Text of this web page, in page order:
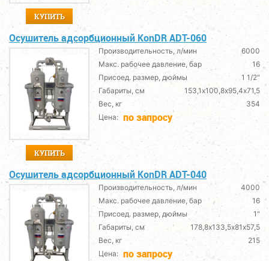
КУПИТЬ
Осушитель адсорбционный KonDR ADT-060
КУПИТЬ
Производительность, л/мин
6000
Макс. рабочее давление, бар
16
Присоед. размер, дюймы
1 1/2"
Габариты, см
153,1х100,8х95,4х71,5
Вес, кг
354
Цена: по запросу
Осушитель адсорбционный KonDR ADT-040
Производительность, л/мин
4000
Макс. рабочее давление, бар
16
Присоед. размер, дюймы
1"
Габариты, см
178,8х133,5х81х57,5
Вес, кг
215
Цена: по запросу